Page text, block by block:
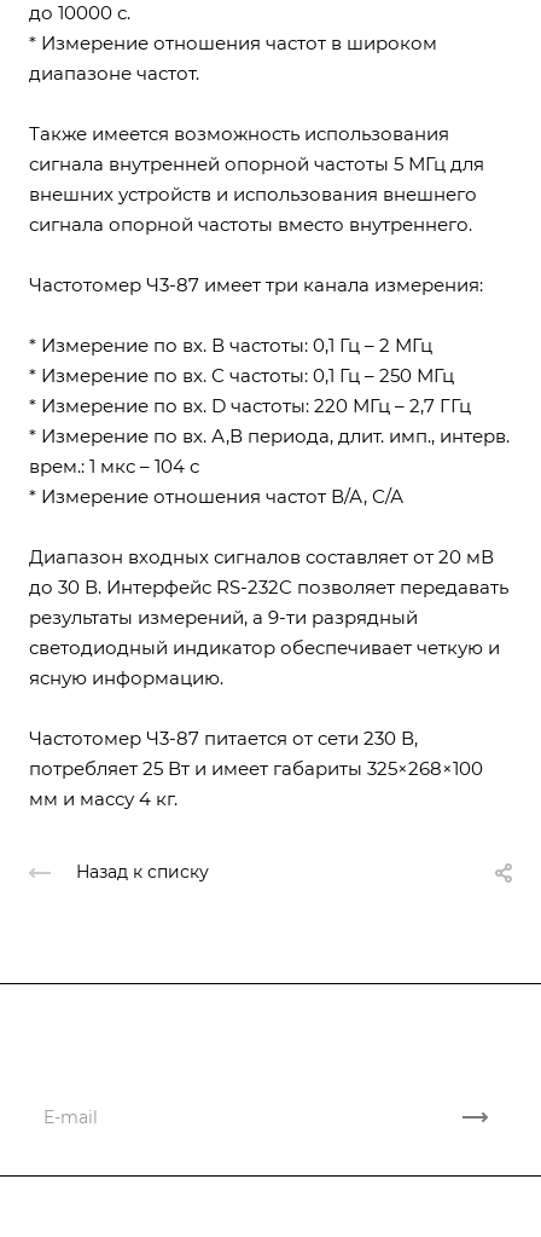
до 10000 с.
* Измерение отношения частот в широком
диапазоне частот.
Также имеется возможность использования
сигнала внутренней опорной частоты 5 МГц для
внешних устройств и использования внешнего
сигнала опорной частоты вместо внутреннего.
Частотомер Ч3-87 имеет три канала измерения:
* Измерение по вх. В частоты: 0,1 Гц – 2 МГц
* Измерение по вх. С частоты: 0,1 Гц – 250 МГц
* Измерение по вх. D частоты: 220 МГц – 2,7 ГГц
* Измерение по вх. А,В периода, длит. имп., интерв.
врем.: 1 мкс – 104 с
* Измерение отношения частот В/А, С/А
Диапазон входных сигналов составляет от 20 мВ
до 30 В. Интерфейс RS-232C позволяет передавать
результаты измерений, а 9-ти разрядный
светодиодный индикатор обеспечивает четкую и
ясную информацию.
Частотомер Ч3-87 питается от сети 230 В,
потребляет 25 Вт и имеет габариты 325×268×100
мм и массу 4 кг.
Назад к списку